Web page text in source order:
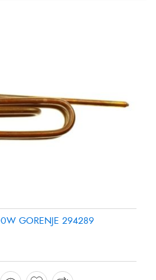
GORENJE 294289
DA9600013Y
DA96-00280K